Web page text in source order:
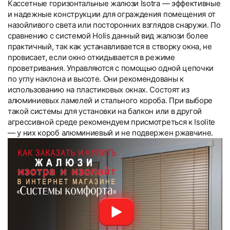
Кассетные горизонтальные жалюзи Isotra — эффективные
и надежные конструкции для ограждения помещения от
назойливого света или посторонних взглядов снаружи. По
сравнению с системой Holis данный вид жалюзи более
практичный, так как устанавливается в створку окна, не
провисает, если окно откидывается в режиме
проветривания. Управляются с помощью одной цепочки
по углу наклона и высоте. Они рекомендованы к
использованию на пластиковых окнах. Состоят из
алюминиевых ламелей и стального короба. При выборе
такой системы для установки на балкон или в другой
агрессивной среде рекомендуем присмотреться к Isolite
— у них короб алюминиевый и не подвержен ржавчине.